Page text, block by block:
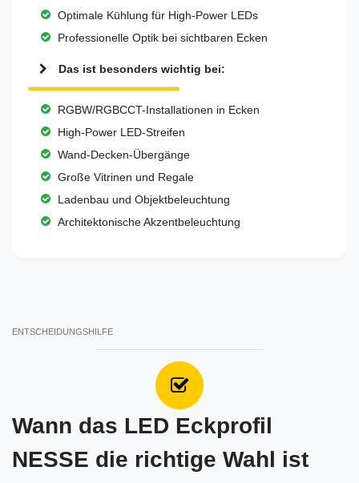
Optimale Kühlung für High-Power LEDs
Professionelle Optik bei sichtbaren Ecken
Das ist besonders wichtig bei:
RGBW/RGBCCT-Installationen in Ecken
High-Power LED-Streifen
Wand-Decken-Übergänge
Große Vitrinen und Regale
Ladenbau und Objektbeleuchtung
Architektonische Akzentbeleuchtung
ENTSCHEIDUNGSHILFE
Wann das LED Eckprofil
NESSE die richtige Wahl ist